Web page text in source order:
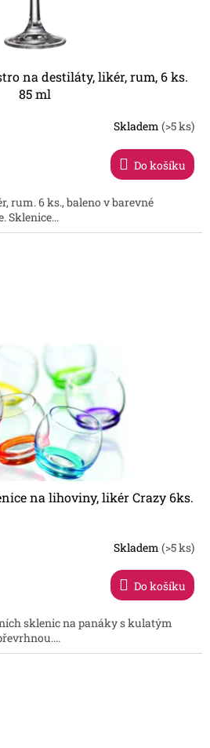
na destiláty, likér, rum, 6 ks.
85 ml
Skladem(>5 ks)
Do košíku
rum. 6 ks., baleno v barevné
Sklenice...
na lihoviny, likér Crazy 6ks.
Skladem (>5 ks)
Do košíku
sklenic na panáky s kulatým